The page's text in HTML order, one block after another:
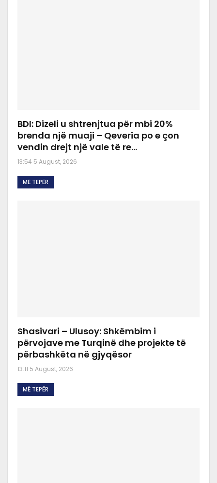
BDI: Dizeli u shtrenjtua për mbi 20%
brenda një muaji – Qeveria po e çon
vendin drejt një vale të re…
13:54 5 August, 2026
MË TEPËR
Shasivari – Ulusoy: Shkëmbim i
përvojave me Turqinë dhe projekte të
përbashkëta në gjyqësor
13:11 5 August, 2026
MË TEPËR